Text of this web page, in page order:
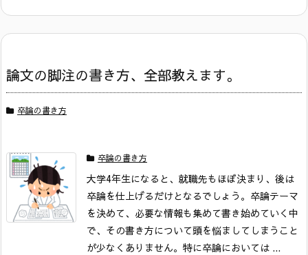
論文の脚注の書き方、全部教えます。
卒論の書き方
卒論の書き方
大学4年生になると、就職先もほぼ決まり、後は
卒論を仕上げるだけとなるでしょう。 卒論テーマ
を決めて、必要な情報も集めて書き始めていく中
で、その書き方について頭を悩ましてしまうこと
が少なくありません。 特に卒論においては ...